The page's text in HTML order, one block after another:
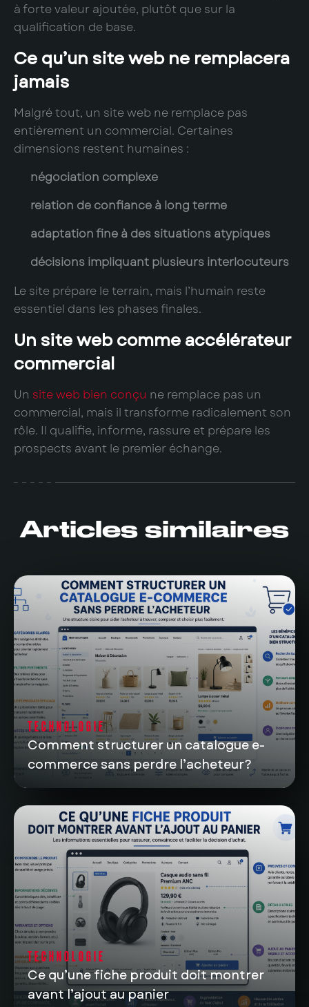
à forte valeur ajoutée, plutôt que sur la
qualification de base.
Ce qu’un site web ne remplacera
jamais
Malgré tout, un site web ne remplace pas
entièrement un commercial. Certaines
dimensions restent humaines :
négociation complexe
relation de confiance à long terme
adaptation fine à des situations atypiques
décisions impliquant plusieurs interlocuteurs
Le site prépare le terrain, mais l’humain reste
essentiel dans les phases finales.
Un site web comme accélérateur
commercial
Un site web bien conçu ne remplace pas un
commercial, mais il transforme radicalement son
rôle. Il qualifie, informe, rassure et prépare les
prospects avant le premier échange.
Articles similaires
TECHNOLOGIE
Comment structurer un catalogue e-
commerce sans perdre l’acheteur?
TECHNOLOGIE
Ce qu’une fiche produit doit montrer
avant l’ajout au panier